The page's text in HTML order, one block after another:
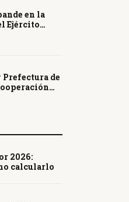
en la
Ejército
de
2026:
calcularlo